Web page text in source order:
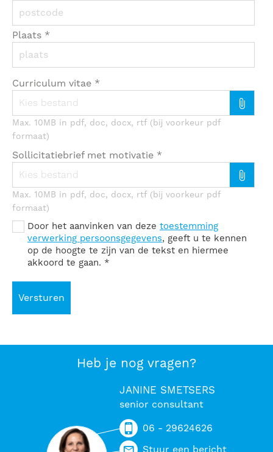
Plaats *
Curriculum vitae *
Kies bestand
Max. 10MB in pdf, doc, docx, rtf (bij voorkeur pdf
formaat)
Sollicitatiebrief met motivatie *
Kies bestand
Max. 10MB in pdf, doc, docx, rtf (bij voorkeur pdf
formaat)
Door het aanvinken van deze toestemming
verwerking persoonsgegevens, geeft u te kennen
op de hoogte te zijn van de tekst en hiermee
akkoord te gaan. *
Versturen
Heb je nog vragen?
JANINE SMETSERS
senior consultant
06 - 29624626
Stuur een bericht